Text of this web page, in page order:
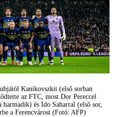
Kanikovszkit (első sorban
az FTC, most Dor Pereccel
és Ido Saharral (első sor,
a Ferencvárost (Fotó: AFP)